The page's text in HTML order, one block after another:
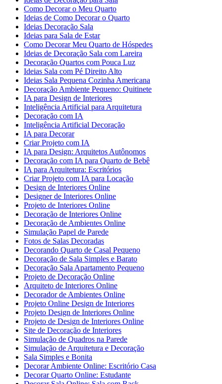
Como Decorar o Meu Quarto
Ideias de Como Decorar o Quarto
Ideias Decoração Sala
Ideias para Sala de Estar
Como Decorar Meu Quarto de Hóspedes
Ideias de Decoração Sala com Lareira
Decoração Quartos com Pouca Luz
Ideias Sala com Pé Direito Alto
Ideias Sala Pequena Cozinha Americana
Decoração Ambiente Pequeno: Quitinete
IA para Design de Interiores
Inteligência Artificial para Arquitetura
Decoração com IA
Inteligência Artificial Decoração
IA para Decorar
Criar Projeto com IA
IA para Design: Arquitetos Autônomos
Decoração com IA para Quarto de Bebê
IA para Arquitetura: Escritórios
Criar Projeto com IA para Locação
Design de Interiores Online
Designer de Interiores Online
Projeto de Interiores Online
Decoração de Interiores Online
Decoração de Ambientes Online
Simulação Papel de Parede
Fotos de Salas Decoradas
Decorando Quarto de Casal Pequeno
Decoração de Sala Simples e Barato
Decoração Sala Apartamento Pequeno
Projeto de Decoração Online
Arquiteto de Interiores Online
Decorador de Ambientes Online
Projeto Online Design de Interiores
Projeto Design de Interiores Online
Projeto de Design de Interiores Online
Site de Decoração de Interiores
Simulação de Quadros na Parede
Simulação de Arquitetura e Decoração
Sala Simples e Bonita
Decorar Ambiente Online: Escritório Casa
Decorar Quarto Online: Estudante